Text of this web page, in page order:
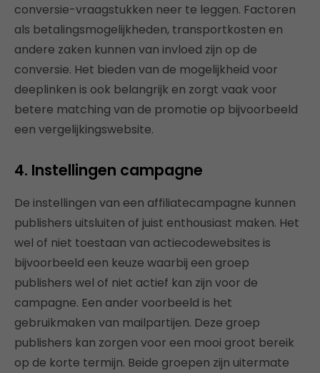
conversie-vraagstukken neer te leggen. Factoren
als betalingsmogelijkheden, transportkosten en
andere zaken kunnen van invloed zijn op de
conversie. Het bieden van de mogelijkheid voor
deeplinken is ook belangrijk en zorgt vaak voor
betere matching van de promotie op bijvoorbeeld
een vergelijkingswebsite.
4. Instellingen campagne
De instellingen van een affiliatecampagne kunnen
publishers uitsluiten of juist enthousiast maken. Het
wel of niet toestaan van actiecodewebsites is
bijvoorbeeld een keuze waarbij een groep
publishers wel of niet actief kan zijn voor de
campagne. Een ander voorbeeld is het
gebruikmaken van mailpartijen. Deze groep
publishers kan zorgen voor een mooi groot bereik
op de korte termijn. Beide groepen zijn uitermate